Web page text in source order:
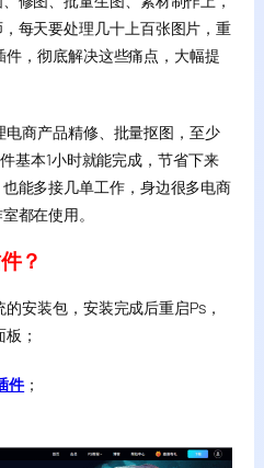
每天要处理几十上百张图片，重
，彻底解决这些痛点，大幅提
商产品精修、批量抠图，至少
基本1小时就能完成，节省下来
能多接几单工作，身边很多电商
都在使用。
？
安装包，安装完成后重启Ps，
；
件；